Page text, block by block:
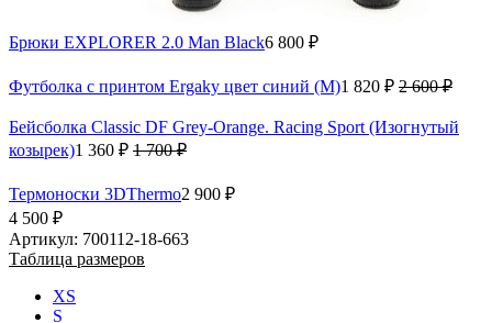
Брюки EXPLORER 2.0 Man Black6 800 ₽
Футболка с принтом Ergaky цвет синий (M)1 820 ₽ 2 600 ₽
Бейсболка Classic DF Grey-Orange. Racing Sport (Изогнутый
козырек)1 360 ₽ 1 700 ₽
Термоноски 3DThermo2 900 ₽
4 500 ₽
Артикул: 700112-18-663
Таблица размеров
XS
S